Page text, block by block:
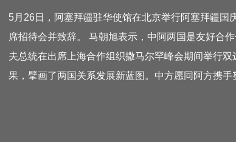
5月26日，阿塞拜疆驻华使馆在北京举行阿塞拜疆国
席招待会并致辞。 马朝旭表示，中阿两国是友好合
夫总统在出席上海合作组织撒马尔罕峰会期间举行
果，擘画了两国关系发展新蓝图。中方愿同阿方携